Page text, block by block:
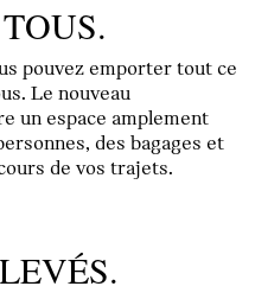
pouvez emporter tout ce
Le nouveau
un espace amplement
des bagages et
de vos trajets.